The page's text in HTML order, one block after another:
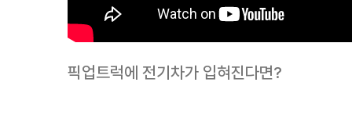
픽업트럭에 전기차가 입혀진다면?